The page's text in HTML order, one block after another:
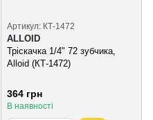
Артикул: КТ-1472
ALLOID
Тріскачка 1/4" 72 зубчика,
Alloid (КТ-1472)
364 грн
В наявності